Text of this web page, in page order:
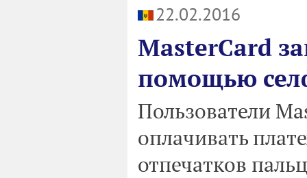
22.02.2016
MasterCard
помощью
Пользователи
оплачивать
отпечатков